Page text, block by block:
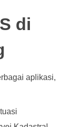
di
aplikasi,